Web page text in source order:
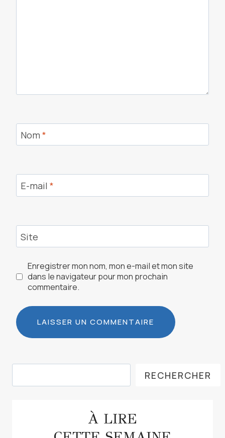
Nom *
E-mail *
Site
Enregistrer mon nom, mon e-mail et mon site
dans le navigateur pour mon prochain
commentaire.
RECHERCHER
À LIRE